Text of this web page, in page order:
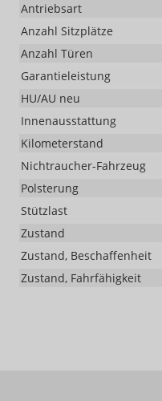
Antriebsart
Anzahl Sitzplätze
Anzahl Türen
Garantieleistung
HU/AU neu
Innenausstattung
Kilometerstand
Nichtraucher-Fahrzeug
Polsterung
Stützlast
Zustand
Zustand, Beschaffenheit
Zustand, Fahrfähigkeit